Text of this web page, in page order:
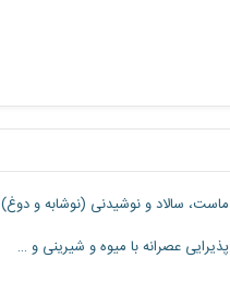
ماست، سالاد و‌ نوشیدنی (نوشابه و دوغ)
پذیرایی عصرانه با میوه و شیرینی و …